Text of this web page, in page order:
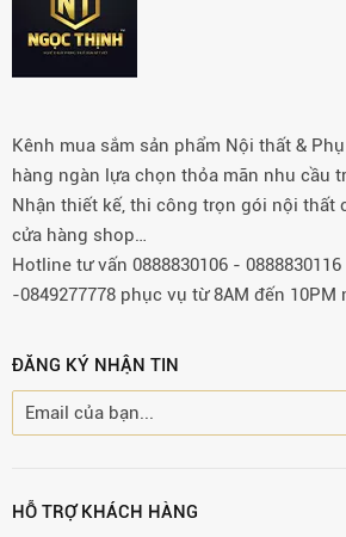
Kênh mua sắm sản phẩm Nội thất &
hàng ngàn lựa chọn thỏa mãn nhu cầu
Nhận thiết kế, thi công trọn gói nội thất
cửa hàng shop…
Hotline tư vấn 0888830106 - 0888830116
-0849277778 phục vụ từ 8AM đến 10PM
ĐĂNG KÝ NHẬN TIN
HỖ TRỢ KHÁCH HÀNG